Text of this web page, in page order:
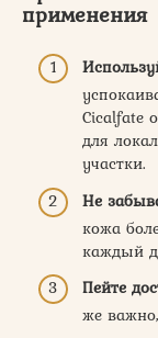
применения
Cicalfate
для
участки.
Не
кожа
каждый
Пейте
же